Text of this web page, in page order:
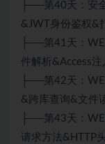
├──第40天：安
&JWT身份鉴权&
├──第41天：
件解析&Access
├──第42天：
&跨库查询&文件
├──第43天：
请求方法&HTTP